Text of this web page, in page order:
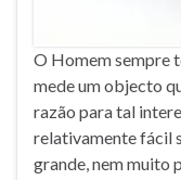
O Homem sempre
mede um objecto
razão para tal
relativamente fácil
grande, nem muito